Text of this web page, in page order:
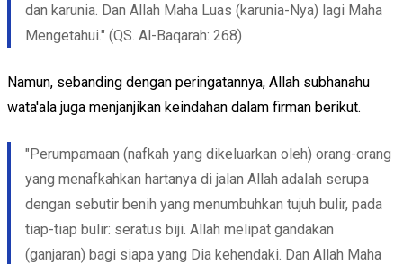
dan karunia. Dan Allah Maha Luas (karunia-Nya) lagi Maha
Mengetahui." (QS. Al-Baqarah: 268)
Namun, sebanding dengan peringatannya, Allah subhanahu
wata'ala juga menjanjikan keindahan dalam firman berikut.
"Perumpamaan (nafkah yang dikeluarkan oleh) orang-orang
yang menafkahkan hartanya di jalan Allah adalah serupa
dengan sebutir benih yang menumbuhkan tujuh bulir, pada
tiap-tiap bulir: seratus biji. Allah melipat gandakan
(ganjaran) bagi siapa yang Dia kehendaki. Dan Allah Maha